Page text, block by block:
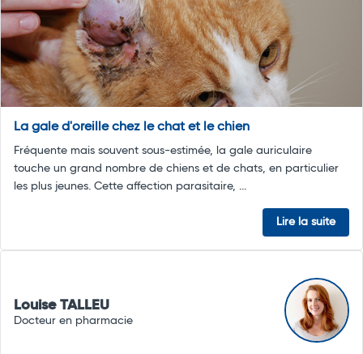
La gale d'oreille chez le chat et le chien
Fréquente mais souvent sous-estimée, la gale auriculaire
touche un grand nombre de chiens et de chats, en particulier
les plus jeunes. Cette affection parasitaire, ...
Lire la suite
Louise TALLEU
Docteur en pharmacie